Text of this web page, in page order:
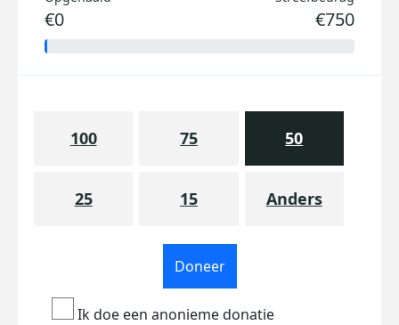
€0 €750
100 75 50
25 15 Anders
Doneer
Ik doe een anonieme donatie